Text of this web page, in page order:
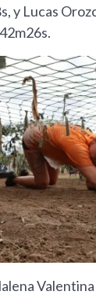
y Lucas